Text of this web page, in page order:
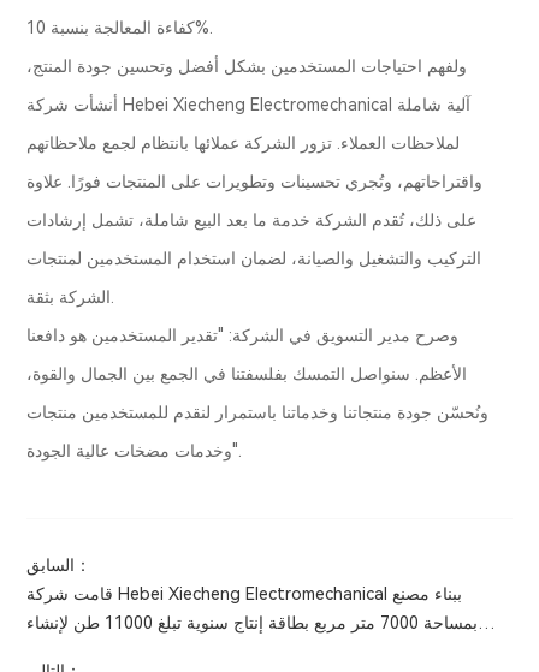
كفاءة المعالجة بنسبة 10%.
ولفهم احتياجات المستخدمين بشكل أفضل وتحسين جودة المنتج،
أنشأت شركة Hebei Xiecheng Electromechanical آلية شاملة
لملاحظات العملاء. تزور الشركة عملائها بانتظام لجمع ملاحظاتهم
واقتراحاتهم، وتُجري تحسينات وتطويرات على المنتجات فورًا. علاوة
على ذلك، تُقدم الشركة خدمة ما بعد البيع شاملة، تشمل إرشادات
التركيب والتشغيل والصيانة، لضمان استخدام المستخدمين لمنتجات
وصرح مدير التسويق في الشركة: "تقدير المستخدمين هو دافعنا
الأعظم. سنواصل التمسك بفلسفتنا في الجمع بين الجمال والقوة،
ونُحسّن جودة منتجاتنا وخدماتنا باستمرار لنقدم للمستخدمين منتجات
وخدمات مضخات عالية الجودة".
السابق：
قامت شركة Hebei Xiecheng Electromechanical ببناء مصنع
بمساحة 7000 متر مربع بطاقة إنتاج سنوية تبلغ 11000 طن لإنشاء